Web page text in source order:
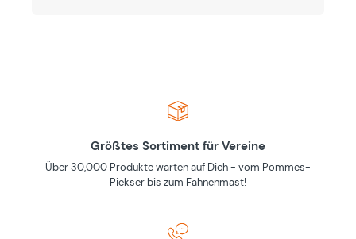
Größtes Sortiment für Vereine
Über 30,000 Produkte warten auf Dich - vom Pommes-
Piekser bis zum Fahnenmast!